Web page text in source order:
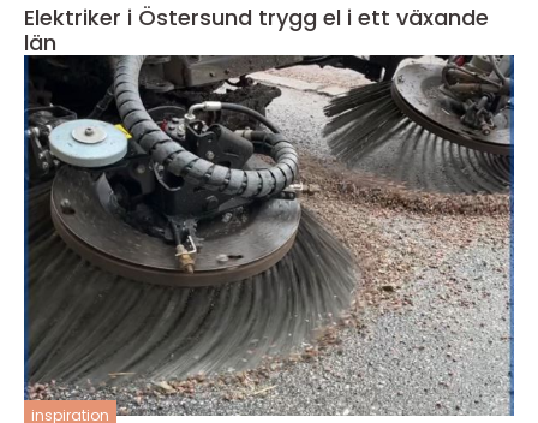
Elektriker i Östersund trygg el i ett växande
län
inspiration